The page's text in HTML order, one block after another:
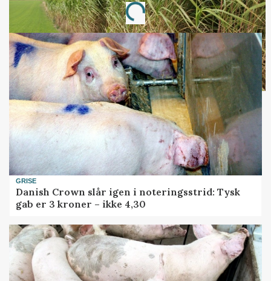
Loading...
GRISE
Danish Crown slår igen i noteringsstrid: Tysk
gab er 3 kroner – ikke 4,30